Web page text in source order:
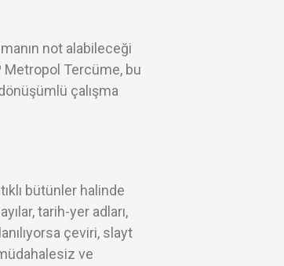
not alabileceği
Metropol Tercüme, bu
çalışma
bütünler halinde
tarih-yer adları,
çeviri, slayt
ve